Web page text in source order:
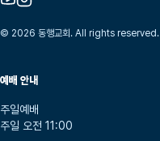
© 2026 동행교회. All rights reserved.
예배 안내
주일예배
주일 오전 11:00